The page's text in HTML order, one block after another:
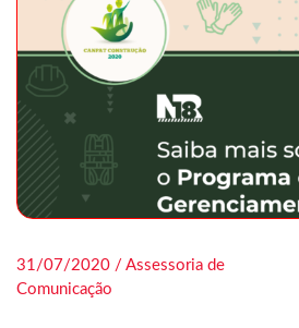
31/07/2020 / Assessoria de
Comunicação